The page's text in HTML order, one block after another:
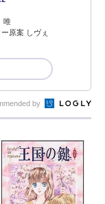
唯
原案 しヴぇ
by